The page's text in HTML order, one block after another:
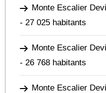
Monte Escalier
- 27 025 habitants
Monte Escalier
- 26 768 habitants
Monte Escalier